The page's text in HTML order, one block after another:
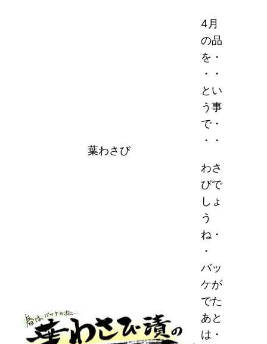
葉わさび
4月
の品
を・
・・
とい
う事
で・
・・
わさ
びで
しょ
う
ね・
・
バッ
ケが
でた
あと
は・